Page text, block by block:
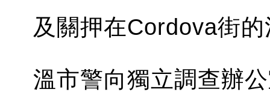
及關押在Cordova街
溫市警向獨立調查辦